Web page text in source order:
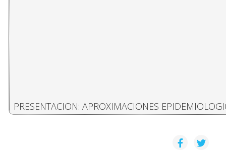
PRESENTACION: APROXIMACIONES